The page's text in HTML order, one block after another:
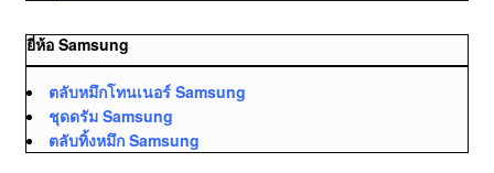
ยี่ห้อ Samsung
ตลับหมึกโทนเนอร์ Samsung
ชุดดรัม Samsung
ตลับทิ้งหมึก Samsung